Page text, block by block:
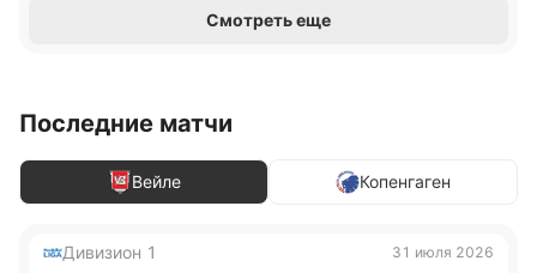
Смотреть еще
Последние матчи
Вейле Копенгаген
Дивизион 1 31 июля 2026